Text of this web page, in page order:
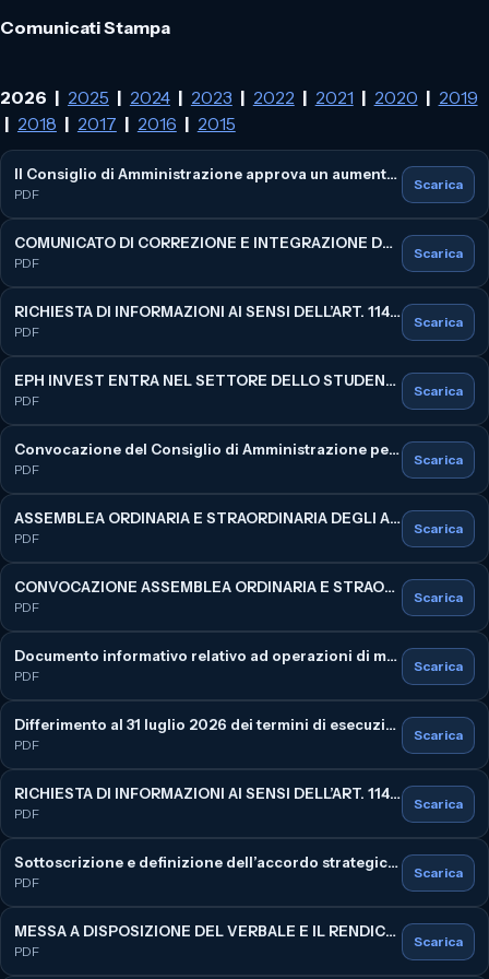
Comunicati Stampa
2026 | 2025 | 2024 | 2023 | 2022 | 2021 | 2020 | 2019
| 2018 | 2017 | 2016 | 2015
Il Consiglio di Amministrazione approva un aumento di capitale riservato mediante conferimento di crediti nell'ambito del Settlement Agreement con Global Growth Holding Limited e Negma Group Investment Ltd. e fornisce un aggiornamento sull'Operazione Edron (
PDF
Scarica
COMUNICATO DI CORREZIONE E INTEGRAZIONE DEL COMUNICATO STAMPA DIFFUSO IN DATA 30 LUGLIO 2026 RELATIVO ALL'OPERAZIONE DI ACQUISIZIONE DEL CONTROLLO DI S.I.R.E. S.R.L. E ALTERNATIVE REAL ESTATE SOLUTIONS S.R.L. (
PDF
Scarica
RICHIESTA DI INFORMAZIONI AI SENSI DELL’ART. 114 DEL D.Lgs. n. 58/1998 (
PDF
Scarica
EPH INVEST ENTRA NEL SETTORE DELLO STUDENT HOUSING E ACQUISISCE IL CONTROLLO DI DUE SOCIETÀ TITOLARI DI PROGETTI DI STUDENT HOUSING CON INVESTIMENTI PREVISTI PARI A CIRCA €2,4 MILIONI (
PDF
Scarica
Convocazione del Consiglio di Amministrazione per l'esecuzione dell'accordo transattivo con Global Growth Holding Limited e Negma Group Investment Ltd oltre che per l’assegnazione di azioni a creditori sociali in compensazione di crediti. (
PDF
Scarica
ASSEMBLEA ORDINARIA E STRAORDINARIA DEGLI AZIONISTI DEL 21 AGOSTO 2026: MESSA A DISPOSIZIONE DI ULTERIORE DOCUMENTAZIONE (
PDF
Scarica
CONVOCAZIONE ASSEMBLEA ORDINARIA E STRAORDINARIA DEGLI AZIONISTI DEL 21 AGOSTO 2026 E MESSA A DISPOSIZIONE DELLA RELATIVA DOCUMENTAZIONE (
PDF
Scarica
Documento informativo relativo ad operazioni di maggior rilevanza con parti correlate riguardante la sottoscrizione dell’accordo strategico per lo sviluppo di un impianto fotovoltaico in Tunisia (
PDF
Scarica
Differimento al 31 luglio 2026 dei termini di esecuzione degli accordi con Edron e dell'accordo transattivo con Global Growth Holding Limited e Negma Group Investment Ltd (
PDF
Scarica
RICHIESTA DI INFORMAZIONI AI SENSI DELL’ART. 114 DEL D.Lgs. n. 58/1998 (
PDF
Scarica
Sottoscrizione e definizione dell’accordo strategico per lo sviluppo di un impianto fotovoltaico in Tunisia (
PDF
Scarica
MESSA A DISPOSIZIONE DEL VERBALE E IL RENDICONTO SINTETICO DELLE VOTAZIONI DELL’ASSEMBLEA DEL GIORNO 08 GIUGNO 2026 (
PDF
Scarica